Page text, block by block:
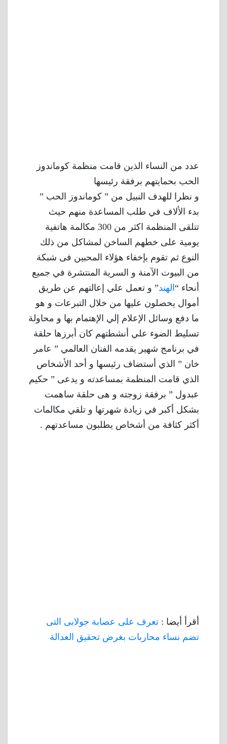
عدد من النساء الذين قامت منظمة كوماندوز
الحب بحمايتهم برفقة رئيسها
و نظرا للهدف النبيل من ” كوماندوز الحب ”
بدء الألاف في طلب المساعدة منهم حيث
تتلقى المنظمة اكثر من 300 مكالمة هاتفية
يومية على خطهم الساخن لمشاكل من ذلك
النوع ثم تقوم بإخفاء هؤلاء المحبين فى شبكة
من البيوت الآمنة و السرية المنتشرة في جميع
أنحاء “الهند” و تعمل علي إعالتهم عن طريق
أموال يحصلون عليها من خلال التبرعات و هو
ما دفع وسائل الإعلام إلي الإهتمام بها و محاولة
تسليط الضوء علي أنشطتهم كان أبرزها حلقة
في برنامج شهير يقدمه الفنان العالمي ” عامر
خان ” الذي أستضاف رئيسها و أحد الأشخاص
الذي قامت المنظمة بمساعدته و يدعى ” حكيم
عبدول ” برفقة زوجته و هى حلقة ساهمت
بشكل أكبر في زيادة شهرتها و تلقي مكالمات
أكثر كثافة من أشخاص يطلبون مساعدتهم .
أقرأ أيضا : تعرف على عصابة جولابى التى
تضم نساء محاربات بغرض تحقيق العدالة